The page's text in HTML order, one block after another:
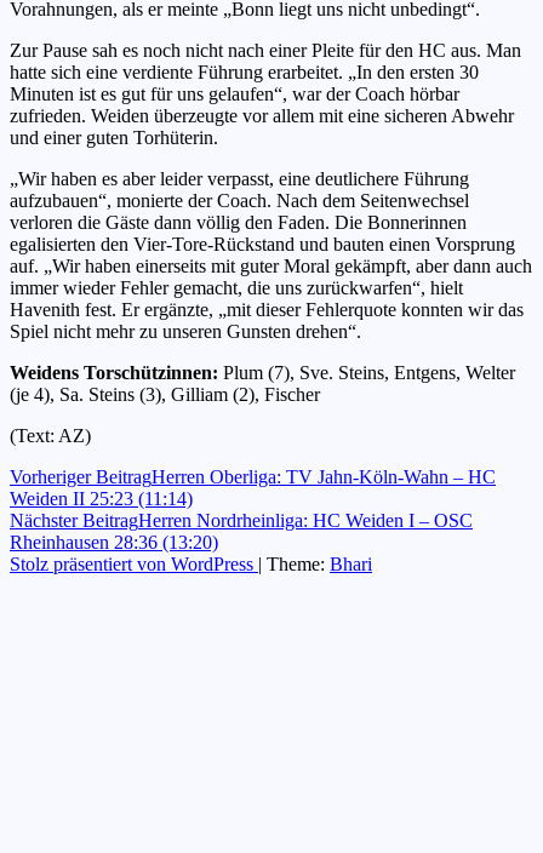
Vorahnungen, als er meinte „Bonn liegt uns nicht unbedingt“.
Zur Pause sah es noch nicht nach einer Pleite für den HC aus. Man
hatte sich eine verdiente Führung erarbeitet. „In den ersten 30
Minuten ist es gut für uns gelaufen“, war der Coach hörbar
zufrieden. Weiden überzeugte vor allem mit eine sicheren Abwehr
und einer guten Torhüterin.
„Wir haben es aber leider verpasst, eine deutlichere Führung
aufzubauen“, monierte der Coach. Nach dem Seitenwechsel
verloren die Gäste dann völlig den Faden. Die Bonnerinnen
egalisierten den Vier-Tore-Rückstand und bauten einen Vorsprung
auf. „Wir haben einerseits mit guter Moral gekämpft, aber dann auch
immer wieder Fehler gemacht, die uns zurückwarfen“, hielt
Havenith fest. Er ergänzte, „mit dieser Fehlerquote konnten wir das
Spiel nicht mehr zu unseren Gunsten drehen“.
Weidens Torschützinnen: Plum (7), Sve. Steins, Entgens, Welter
(je 4), Sa. Steins (3), Gilliam (2), Fischer
(Text: AZ)
Beitragsnavigation
Vorheriger BeitragHerren Oberliga: TV Jahn-Köln-Wahn – HC
Weiden II 25:23 (11:14)
Nächster BeitragHerren Nordrheinliga: HC Weiden I – OSC
Rheinhausen 28:36 (13:20)
Stolz präsentiert von WordPress | Theme: Bhari